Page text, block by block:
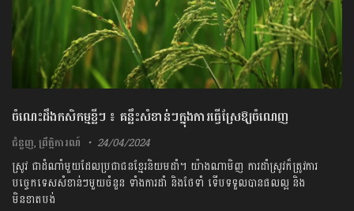
ចំណេះដឹងកសិកម្មខ្លីៗ ៖ គន្លឹះសំខាន់ៗក្នុងការធ្វើស្រែឱ្យចំណេញ
ជំនួញ,ព្រឹត្តិការណ៍ 24/04/2024
ស្រូវ ជាដំណាំមួយដែលប្រជាជនខ្មែរនិយមដាំ។ យ៉ាងណាមិញ ការដាំស្រូវក៏ត្រូវការ
បច្ចេកទេសសំខាន់ៗមួយចំនួន ទាំងការដាំ និងថែទាំ ទើបទទួលបានផលល្អ និង
មិនខាតបង់